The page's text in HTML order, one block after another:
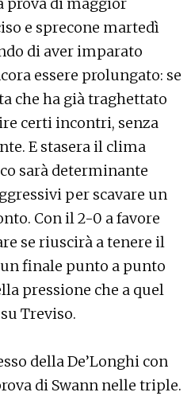
e sprecone martedì
di aver imparato
essere prolungato: se
che ha già traghettato
certi incontri, senza
E stasera il clima
sarà determinante
per scavare un
Con il 2-0 a favore
se riuscirà a tenere il
finale punto a punto
pressione che a quel
Treviso.
della De’Longhi con
di Swann nelle triple.